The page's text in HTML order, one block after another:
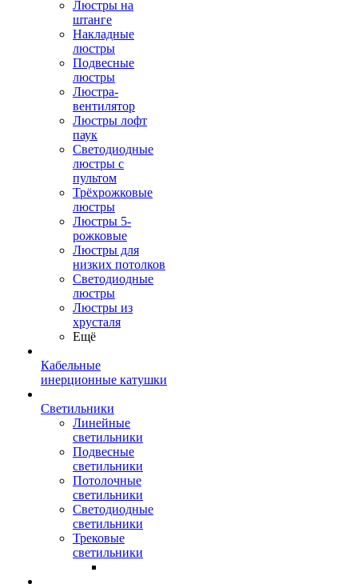
Люстры на
штанге
Накладные
люстры
Подвесные
люстры
Люстра-
вентилятор
Люстры лофт
паук
Светодиодные
люстры с
пультом
Трёхрожковые
люстры
Люстры 5-
рожковые
Люстры для
низких потолков
Cветодиодные
люстры
Люстры из
хрусталя
Ещё
Кабельные
инерционные катушки
Светильники
Линейные
светильники
Подвесные
светильники
Потолочные
светильники
Светодиодные
светильники
Трековые
светильники